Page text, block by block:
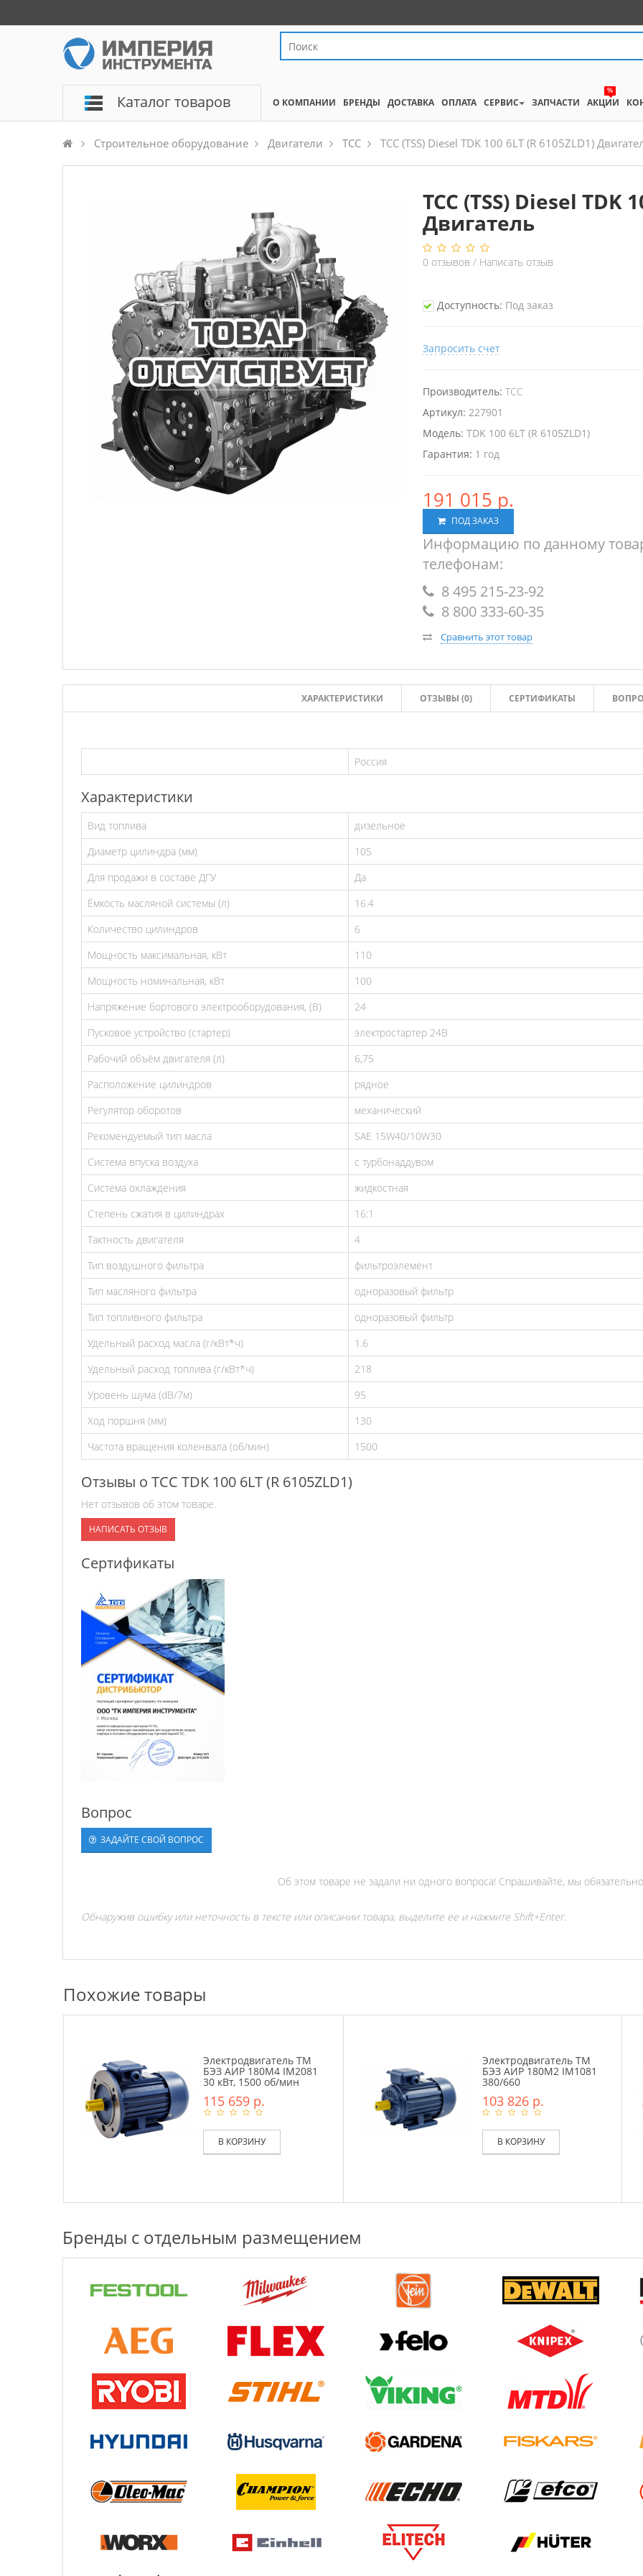
Каталог товаров О КОМПАНИИ БРЕНДЫ ДОСТАВКА ОПЛАТА СЕРВИС ЗАПЧАСТИ
%
АКЦИИ
Строительное оборудование Двигатели ТСС ТСС (TSS) Diesel TDK 100 6LT (R 6105ZLD1)
ТСС (TSS) Diesel TDK
Двигатель
0 отзывов / Написать отзыв
Доступность: Под заказ
Запросить счет
Производитель: ТСС
Артикул: 227901
Модель: TDK 100 6LT (R 6105ZLD1)
Гарантия: 1 год
191 015 р.
ПОД ЗАКАЗ
Информацию по данному
телефонам:
8 495 215-23-92
8 800 333-60-35
Сравнить этот товар
ХАРАКТЕРИСТИКИ ОТЗЫВЫ (0) СЕРТИФИКАТЫ
Россия
Характеристики
Вид топлива
дизельное
Диаметр цилиндра (мм)
105
Для продажи в составе ДГУ
Да
Ёмкость масляной системы (л)
16.4
Количество цилиндров
6
Мощность максимальная, кВт
110
Мощность номинальная, кВт
100
Напряжение бортового электрооборудования, (В)
24
Пусковое устройство (стартер)
электростартер 24В
Рабочий объём двигателя (л)
6,75
Расположение цилиндров
рядное
Регулятор оборотов
механический
Рекомендуемый тип масла
SAE 15W40/10W30
Система впуска воздуха
с турбонаддувом
Система охлаждения
жидкостная
Степень сжатия в цилиндрах
16:1
Тактность двигателя
4
Тип воздушного фильтра
фильтроэлемент
Тип масляного фильтра
одноразовый фильтр
Тип топливного фильтра
одноразовый фильтр
Удельный расход масла (г/кВт*ч)
1.6
Удельный расход топлива (г/кВт*ч)
218
Уровень шума (dB/7м)
95
Ход поршня (мм)
130
Частота вращения коленвала (об/мин)
1500
Отзывы о ТСС TDK 100 6LT (R 6105ZLD1)
Нет отзывов об этом товаре.
НАПИСАТЬ ОТЗЫВ
Сертификаты
Вопрос
ЗАДАЙТЕ СВОЙ ВОПРОС
Об этом товаре не задали ни одного вопроса! Спрашивайте, мы
Обнаружив ошибку или неточность в тексте или описании товара, выделите ее и нажмите Shift+Enter.
Похожие товары
Электродвигатель ТМ
БЭЗ АИР 180M4 IM2081
30 кВт, 1500 об/мин
115 659 р.
В КОРЗИНУ
Электродвигатель ТМ
БЭЗ АИР 180М2 IM1081
380/660
103 826 р.
В КОРЗИНУ
Бренды с отдельным размещением